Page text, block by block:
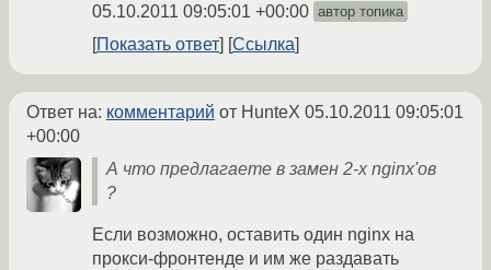
05.10.2011 09:05:01 +00:00 автор топика
Показать ответ Ссылка
Ответ на: комментарий от HunteX 05.10.2011 09:05:01
+00:00
А что предлагаете в замен 2-х nginx'ов
?
Если возможно, оставить один nginx на
прокси-фронтенде и им же раздавать